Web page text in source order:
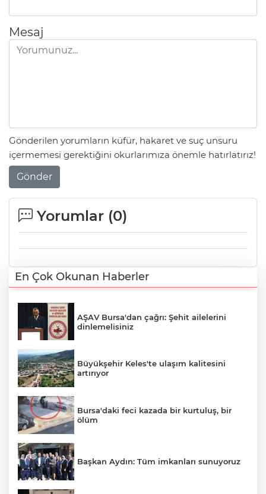
Mesaj
Gönderilen yorumların küfür, hakaret ve suç unsuru
içermemesi gerektiğini okurlarımıza önemle hatırlatırız!
Gönder
Yorumlar (0)
En Çok Okunan Haberler
AŞAV Bursa'dan çağrı: Şehit ailelerini
dinlemelisiniz
Büyükşehir Keles'te ulaşım kalitesini
artırıyor
Bursa'daki feci kazada bir kurtuluş, bir
ölüm
Başkan Aydın: Tüm imkanları sunuyoruz